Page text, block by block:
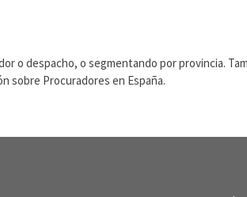
o despacho, o segmentando por provincia.
sobre Procuradores en España.